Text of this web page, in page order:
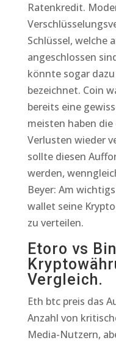
Ratenkredit.
Schlüssel, welche
angeschlossen
könnte sogar
bezeichnet. Coin
bereits eine
meisten haben
Verlusten wieder
sollte diesen
werden,
Beyer: Am
wallet seine
zu verteilen.
Etoro vs
Vergleich.
Eth btc preis das
Anzahl von
Media-Nutzern,